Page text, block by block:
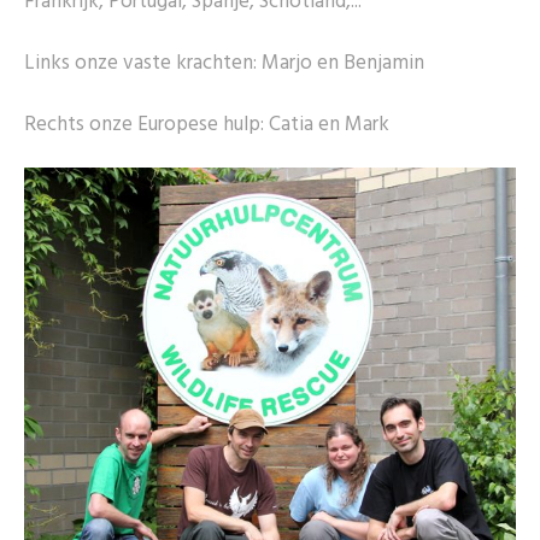
Links onze vaste krachten: Marjo en Benjamin
Rechts onze Europese hulp: Catia en Mark